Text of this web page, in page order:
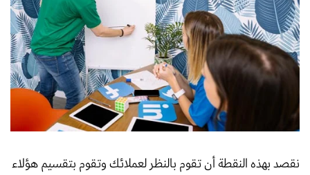
نقصد بهذه النقطة أن تقوم بالنظر لعملائك وتقوم بتقسيم هؤلاء